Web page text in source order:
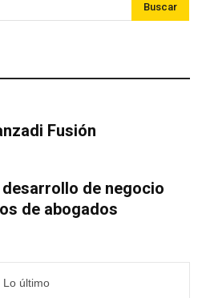
Buscar
Fusión
de negocio
de abogados
Lo último